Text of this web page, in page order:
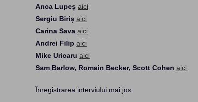
Anca Lupeș aici
Sergiu Biriș aici
Carina Sava aici
Andrei Filip aici
Mike Uricaru aici
Sam Barlow, Romain Becker, Scott Cohen aici
Înregistrarea interviului mai jos: